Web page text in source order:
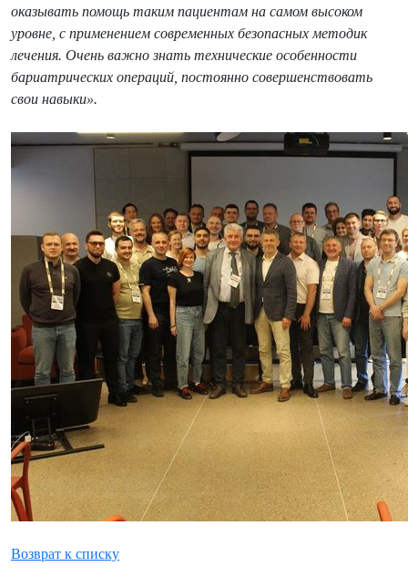
оказывать помощь таким пациентам на самом высоком
уровне, с применением современных безопасных методик
лечения. Очень важно знать технические особенности
бариатрических операций, постоянно совершенствовать
свои навыки».
Возврат к списку